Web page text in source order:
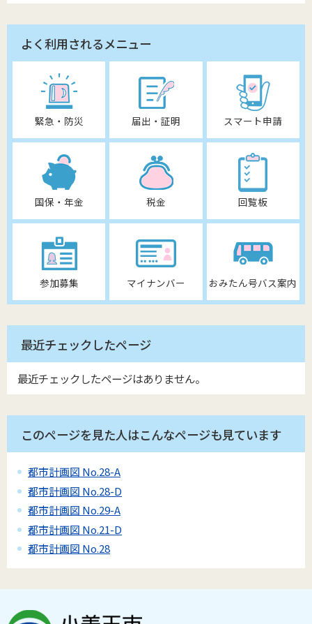
よく利用されるメニュー
緊急・防災 届出・証明 スマート申請
国保・年金 税金 回覧板
参加募集 マイナンバー おみたん号バス案内
最近チェックしたページ
最近チェックしたページはありません。
このページを見た人はこんなページも見ています
都市計画図 No.28-A
都市計画図 No.28-D
都市計画図 No.29-A
都市計画図 No.21-D
都市計画図 No.28